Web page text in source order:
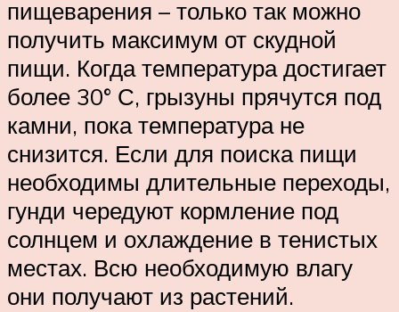
пищеварения – только так можно
получить максимум от скудной
пищи. Когда температура достигает
более 30° С, грызуны прячутся под
камни, пока температура не
снизится. Если для поиска пищи
необходимы длительные переходы,
гунди чередуют кормление под
солнцем и охлаждение в тенистых
местах. Всю необходимую влагу
они получают из растений.